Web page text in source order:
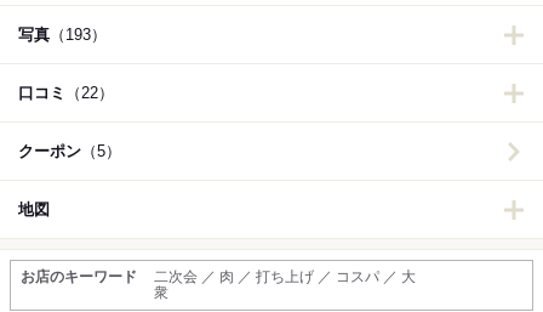
写真 （193）
口コミ （22）
クーポン （5）
地図
お店のキーワード
二次会 ／ 肉 ／ 打ち上げ ／ コスパ ／ 大
衆